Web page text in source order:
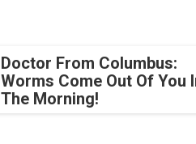
Doctor From Columbus:
Worms Come Out Of You
The Morning!